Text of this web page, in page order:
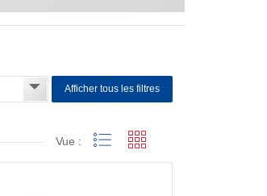
Afficher tous les filtres
Vue :